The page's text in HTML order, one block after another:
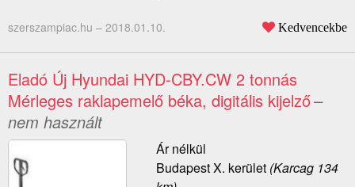
szerszampiac.hu – 2018.01.10. Kedvencekbe
Eladó Új Hyundai HYD-CBY.CW 2 tonnás
Mérleges raklapemelő béka, digitális kijelző–
nem használt
Ár nélkül
Budapest X. kerület(Karcag 134